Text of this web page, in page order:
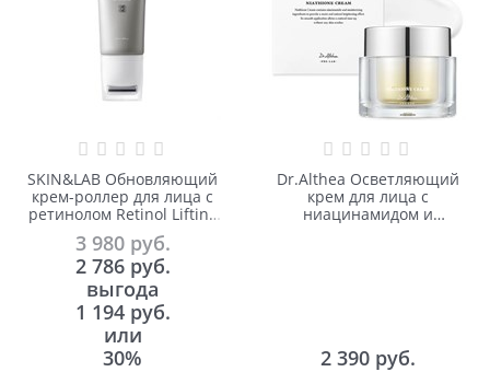
SKIN&LAB Обновляющий
крем-роллер для лица с
ретинолом Retinol Lifting
Roller Cream 50ml
3 980 руб.
2 786 руб.
выгода
1 194 руб.
или
30%
Dr.Althea Осветляющий
крем для лица с
ниацинамидом и
2 390 руб.